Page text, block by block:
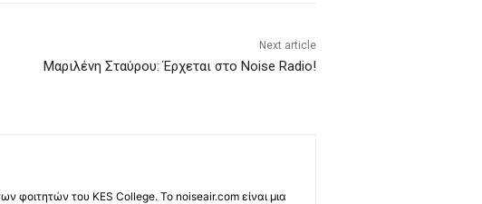
Next article
Μαριλένη Σταύρου: Έρχεται στο Noise Radio!
φοιτητών του KES College. Το noiseair.com είναι μια